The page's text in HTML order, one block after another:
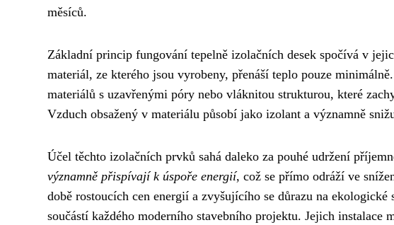
měsíců.
Základní princip fungování tepelně izolačních desek spočívá v
materiál, ze kterého jsou vyrobeny, přenáší teplo pouze
materiálů s uzavřenými póry nebo vláknitou strukturou, které
Vzduch obsažený v materiálu působí jako izolant a významně
Účel těchto izolačních prvků sahá daleko za pouhé udržení
významně přispívají k úspoře energií, což se přímo odráží ve
době rostoucích cen energií a zvyšujícího se důrazu na
součástí každého moderního stavebního projektu. Jejich instalace